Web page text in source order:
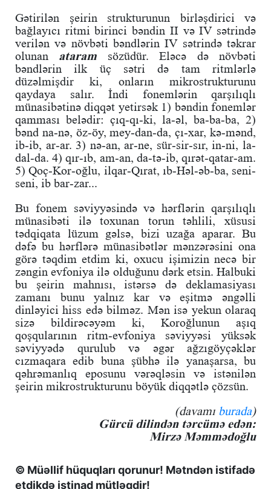
Gətirilən şeirin strukturunun birləşdirici və
bağlayıcı ritmi birinci bəndin II və IV sətrində
verilən və növbəti bəndlərin IV sətrində təkrar
olunan ataram sözüdür. Eləcə də növbəti
bəndlərin ilk üç sətri də tam ritmlərlə
düzəlmişdir ki, onların mikrostrukturunu
qaydaya salır. İndi fonemlərin qarşılıqlı
münasibətinə diqqət yetirsək 1) bəndin fonemlər
qamması belədir: çıq-qı-ki, la-əl, ba-ba-ba, 2)
bənd na-nə, öz-öy, mey-dan-da, çı-xar, kə-mənd,
ib-ib, ar-ar. 3) nə-an, ar-ne, sür-sir-sır, in-ni, la-
dal-da. 4) qır-ıb, am-an, da-tə-ib, qırət-qatar-am.
5) Qoç-Kor-oğlu, ilqar-Qırat, ıb-Həl-əb-ba, seni-
seni, ib bar-zar...
Bu fonem səviyyəsində və hərflərin qarşılıqlı
münasibəti ilə toxunan torun təhlili, xüsusi
tədqiqata lüzum gəlsə, bizi uzağa aparar. Bu
dəfə bu hərflərə münasibətlər mənzərəsini ona
görə təqdim etdim ki, oxucu işimizin necə bir
zəngin evfoniya ilə olduğunu dərk etsin. Halbuki
bu şeirin mahnısı, istərsə də deklamasiyası
zamanı bunu yalnız kar və eşitmə əngəlli
dinləyici hiss edə bilməz. Mən isə yekun olaraq
sizə bildirəcəyəm ki, Koroğlunun aşıq
qoşqularının ritm-evfoniya səviyyəsi yüksək
səviyyədə qurulub və əgər ağzıgöyçəklər
cızmaqara edib buna şübhə ilə yanaşarsa, bu
qəhrəmanlıq eposunu vərəqləsin və istənilən
şeirin mikrostrukturunu böyük diqqətlə çözsün.
(davamı burada)
Gürcü dilindən tərcümə edən:
Mirzə Məmmədoğlu
© Müəllif hüquqları qorunur! Mətndən istifadə
etdikdə istinad mütləqdir!